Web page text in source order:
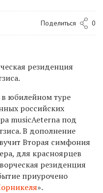
Поделиться 0
резиденция
юбилейном туре
российских
musicAeterna под
В дополнение
Вторая симфония
для красноярцев
резиденция
приурочено
».